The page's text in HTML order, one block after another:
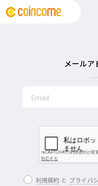
メールア
利用規約 と プライバ